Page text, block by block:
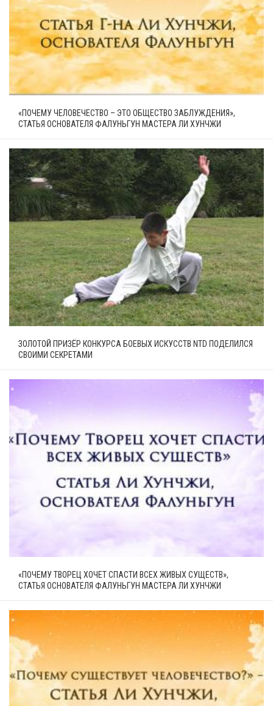
«ПОЧЕМУ ЧЕЛОВЕЧЕСТВО – ЭТО ОБЩЕСТВО ЗАБЛУЖДЕНИЯ»,
СТАТЬЯ ОСНОВАТЕЛЯ ФАЛУНЬГУН МАСТЕРА ЛИ ХУНЧЖИ
ЗОЛОТОЙ ПРИЗЁР КОНКУРСА БОЕВЫХ ИСКУССТВ NTD ПОДЕЛИЛСЯ
СВОИМИ СЕКРЕТАМИ
«ПОЧЕМУ ТВОРЕЦ ХОЧЕТ СПАСТИ ВСЕХ ЖИВЫХ СУЩЕСТВ»,
СТАТЬЯ ОСНОВАТЕЛЯ ФАЛУНЬГУН МАСТЕРА ЛИ ХУНЧЖИ